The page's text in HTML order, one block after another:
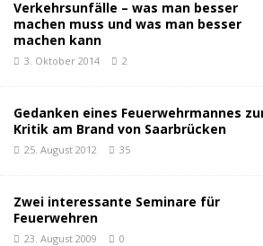
Verkehrsunfälle – was man besser
machen muss und was man besser
machen kann
3. Oktober 2014 2
Gedanken eines Feuerwehrmannes
Kritik am Brand von Saarbrücken
25. August 2012 35
Zwei interessante Seminare für
Feuerwehren
23. August 2009 0